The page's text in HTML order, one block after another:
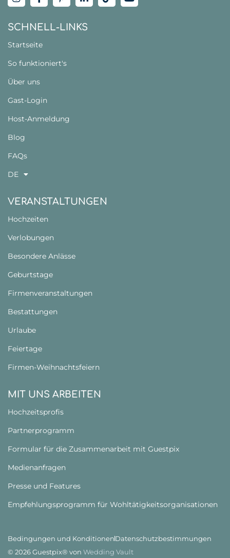
SCHNELL-LINKS
Startseite
So funktioniert's
Über uns
Gast-Login
Host-Anmeldung
Blog
FAQs
DE
VERANSTALTUNGEN
Hochzeiten
Verlobungen
Besondere Anlässe
Geburtstage
Firmenveranstaltungen
Bestattungen
Urlaube
Feiertage
Firmen-Weihnachtsfeiern
MIT UNS ARBEITEN
Hochzeitsprofis
Partnerprogramm
Formular für die Zusammenarbeit mit Guestpix
Medienanfragen
Presse und Features
Empfehlungsprogramm für Wohltätigkeitsorganisationen
© 2026 Guestpix® von Wedding Vault
Bedingungen und KonditionenDatenschutzbestimmungen